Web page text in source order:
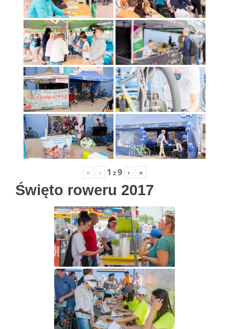
« ‹ 1 z9 › »
Święto roweru 2017